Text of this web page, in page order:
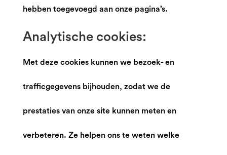
hebben toegevoegd aan onze pagina’s.
Analytische cookies:
Met deze cookies kunnen we bezoek- en
trafficgegevens bijhouden, zodat we de
prestaties van onze site kunnen meten en
verbeteren. Ze helpen ons te weten welke